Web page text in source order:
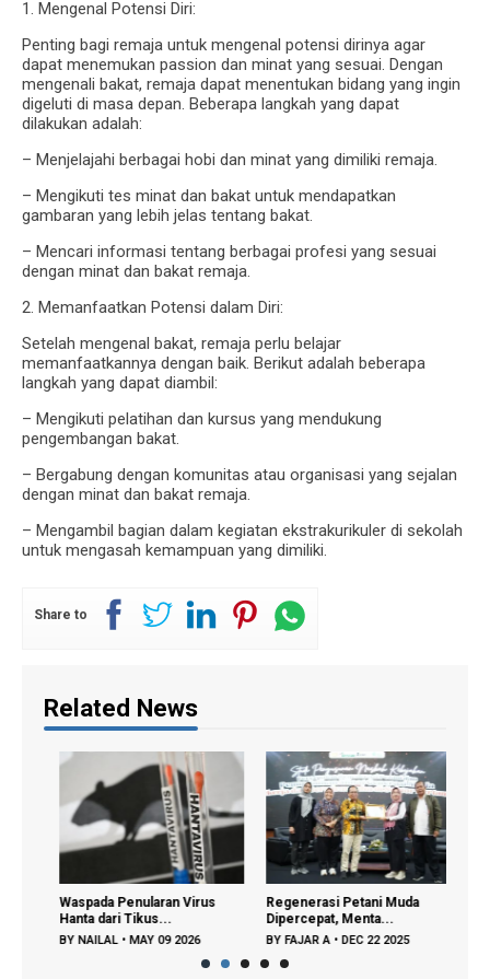
1. Mengenal Potensi Diri:
Penting bagi remaja untuk mengenal potensi dirinya agar
dapat menemukan passion dan minat yang sesuai. Dengan
mengenali bakat, remaja dapat menentukan bidang yang ingin
digeluti di masa depan. Beberapa langkah yang dapat
dilakukan adalah:
– Menjelajahi berbagai hobi dan minat yang dimiliki remaja.
– Mengikuti tes minat dan bakat untuk mendapatkan
gambaran yang lebih jelas tentang bakat.
– Mencari informasi tentang berbagai profesi yang sesuai
dengan minat dan bakat remaja.
2. Memanfaatkan Potensi dalam Diri:
Setelah mengenal bakat, remaja perlu belajar
memanfaatkannya dengan baik. Berikut adalah beberapa
langkah yang dapat diambil:
– Mengikuti pelatihan dan kursus yang mendukung
pengembangan bakat.
– Bergabung dengan komunitas atau organisasi yang sejalan
dengan minat dan bakat remaja.
– Mengambil bagian dalam kegiatan ekstrakurikuler di sekolah
untuk mengasah kemampuan yang dimiliki.
Share to
Related News
Waspada Penularan Virus
Hanta dari Tikus...
BYNAILAL •MAY 09 2026
Regenerasi Petani Muda
Dipercepat, Menta...
BYFAJAR A •DEC 22 2025